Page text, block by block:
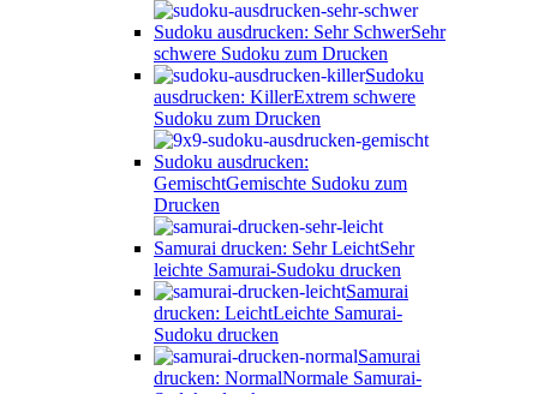
Sudoku ausdrucken: Sehr SchwerSehr
schwere Sudoku zum Drucken
Sudoku
ausdrucken: KillerExtrem schwere
Sudoku zum Drucken
Sudoku ausdrucken:
GemischtGemischte Sudoku zum
Drucken
Samurai drucken: Sehr LeichtSehr
leichte Samurai-Sudoku drucken
Samurai
drucken: LeichtLeichte Samurai-
Sudoku drucken
Samurai
drucken: NormalNormale Samurai-